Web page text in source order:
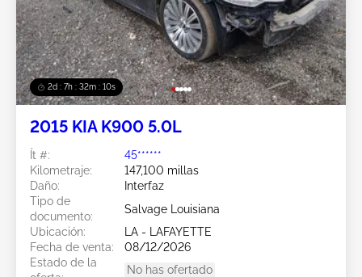
2d : 7h : 32m : 09s
2015 KIA K900 5.0L
Ít #:
45******
Kilometraje:
147,100 millas
Daño:
Interfaz
Tipo de
documento:
Salvage Louisiana
Ubicación:
LA - LAFAYETTE
Fecha de venta:
08/12/2026
Estado de la
No has ofertado